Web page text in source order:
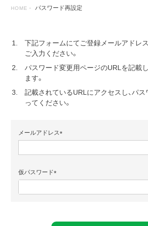
HOME パスワード再設定
下記フォームにてご登録メールアドレ
ご入力ください。
パスワード変更用ページのURLを記載
ます。
記載されているURLにアクセスし、パ
ってください。
メールアドレス
仮パスワード